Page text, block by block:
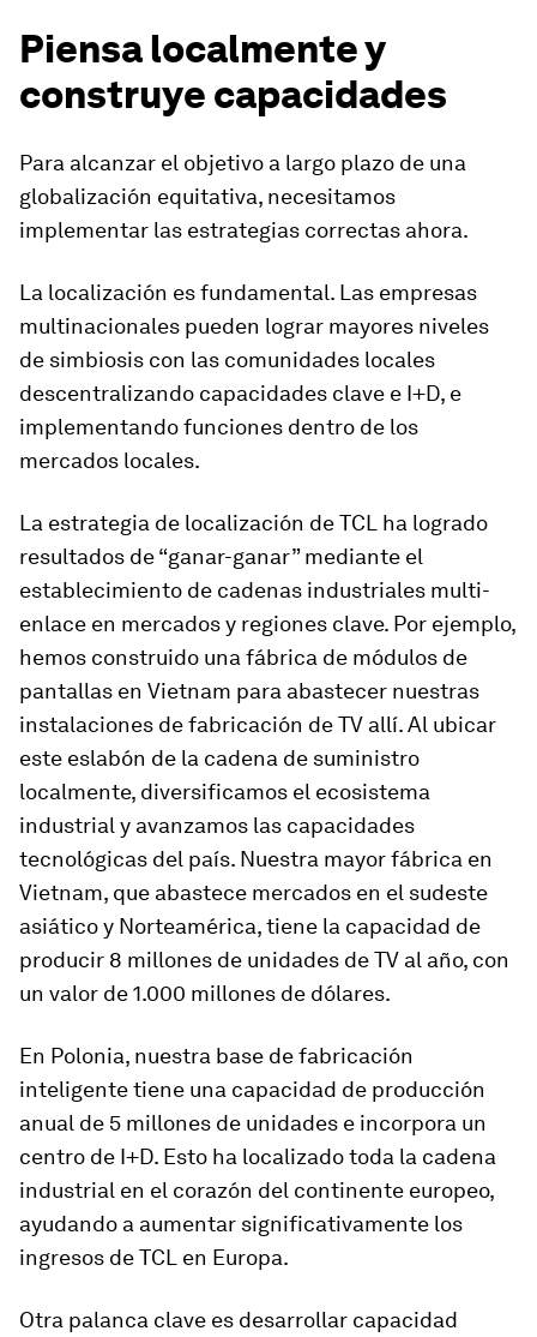
Piensa localmente y
construye capacidades
Para alcanzar el objetivo a largo plazo de una
globalización equitativa, necesitamos
implementar las estrategias correctas ahora.
La localización es fundamental. Las empresas
multinacionales pueden lograr mayores niveles
de simbiosis con las comunidades locales
descentralizando capacidades clave e I+D, e
implementando funciones dentro de los
mercados locales.
La estrategia de localización de TCL ha logrado
resultados de “ganar-ganar” mediante el
establecimiento de cadenas industriales multi-
enlace en mercados y regiones clave. Por ejemplo,
hemos construido una fábrica de módulos de
pantallas en Vietnam para abastecer nuestras
instalaciones de fabricación de TV allí. Al ubicar
este eslabón de la cadena de suministro
localmente, diversificamos el ecosistema
industrial y avanzamos las capacidades
tecnológicas del país. Nuestra mayor fábrica en
Vietnam, que abastece mercados en el sudeste
asiático y Norteamérica, tiene la capacidad de
producir 8 millones de unidades de TV al año, con
un valor de 1.000 millones de dólares.
En Polonia, nuestra base de fabricación
inteligente tiene una capacidad de producción
anual de 5 millones de unidades e incorpora un
centro de I+D. Esto ha localizado toda la cadena
industrial en el corazón del continente europeo,
ayudando a aumentar significativamente los
ingresos de TCL en Europa.
Otra palanca clave es desarrollar capacidad